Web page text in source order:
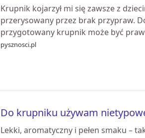
Krupnik kojarzył mi się zawsze z
przerysowany przez brak przypraw.
przygotowany krupnik może być
pysznosci.pl
Do krupniku używam
Lekki, aromatyczny i pełen smaku –